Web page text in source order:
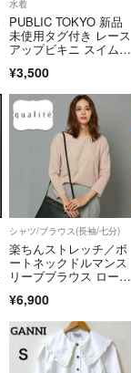
水着
PUBLIC TOKYO 新品
未使用タグ付き レース
アップビキニ スイムウ
¥3,500
シャツ/ブラウス(長袖/七分)
楽ちんストレッチ／ボ
ートネックドルマンス
リーブブラウス ローズ
¥6,900